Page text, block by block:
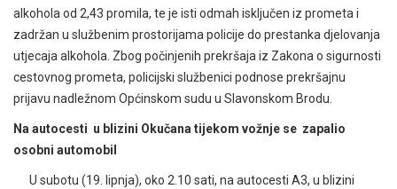
alkohola od 2,43 promila, te je isti odmah isključen iz prometa i
zadržan u službenim prostorijama policije do prestanka djelovanja
utjecaja alkohola. Zbog počinjenih prekršaja iz Zakona o sigurnosti
cestovnog prometa, policijski službenici podnose prekršajnu
prijavu nadležnom Općinskom sudu u Slavonskom Brodu.
Na autocesti u blizini Okučana tijekom vožnje se zapalio
osobni automobil
U subotu (19. lipnja), oko 2.10 sati, na autocesti A3, u blizini